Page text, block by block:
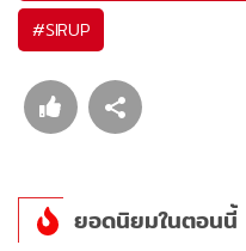
#SIRUP
ยอดนิยมในตอนนี้